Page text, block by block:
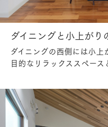
ダイニングと小上がり
ダイニングの西側には小
目的なリラックススペース